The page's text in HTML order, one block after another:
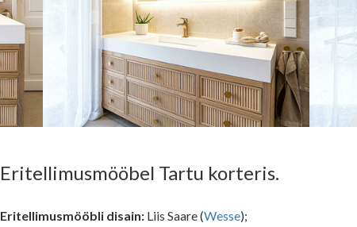
Eritellimusmööbel Tartu korteris.
Eritellimusmööbli disain: Liis Saare (Wesse);